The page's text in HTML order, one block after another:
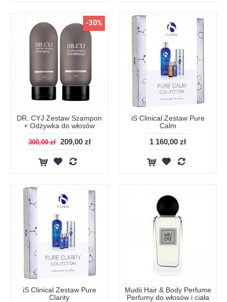
-30%
DR. CYJ Zestaw Szampon
+ Odżywka do włosów
300,00 zł 209,00 zł
iS Clinical Zestaw Pure
Calm
1 160,00 zł
iS Clinical Zestaw Pure
Clarity
Mudii Hair & Body Perfume
Perfumy do włosów i ciała